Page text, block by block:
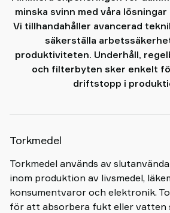
minska svinn med våra
Vi tillhandahåller avancerad
säkerställa
produktiviteten. Underhåll,
och filterbyten sker enkelt
driftstopp i
Torkmedel
Torkmedel används av
inom produktion av livsmedel,
konsumentvaror och elektronik.
för att absorbera fukt eller vatten
shop